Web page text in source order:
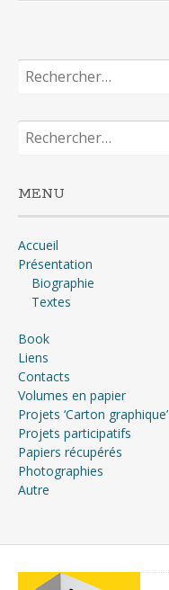
MENU
Accueil
Présentation
Biographie
Textes
Book
Liens
Contacts
Volumes en papier
Projets ‘Carton graphique’
Projets participatifs
Papiers récupérés
Photographies
Autre